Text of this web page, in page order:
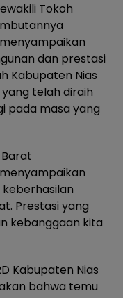
Tokoh
dan prestasi
Kabupaten Nias
telah diraih
pada masa yang
Prestasi yang
kebanggaan kita
Kabupaten Nias
bahwa temu